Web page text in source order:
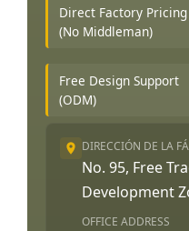
Direct Factory Pricing
(No Middleman)
Free Design Support
(ODM)
DIRECCIÓN DE LA
No. 95, Free
Development
OFFICE ADDRESS